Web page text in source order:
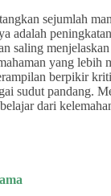
sejumlah
adalah
saling
yang lebih
berpikir
sudut pandang.
dari